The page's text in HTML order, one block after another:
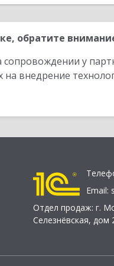
обратите
у
на внедрение
Email:
Отдел продаж: г.
Селезнёвская, дом